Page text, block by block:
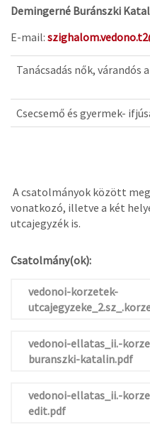
Demingerné Buránszki
E-mail:
Tanácsadás nők, várandós
Csecsemő és gyermek-
A csatolmányok között
vonatkozó, illetve a két
utcajegyzék is.
Csatolmány(ok):
vedonoi-korzetek-
vedonoi-ellatas_ii.-
buranszki-katalin.pdf
vedonoi-ellatas_ii.-
edit.pdf